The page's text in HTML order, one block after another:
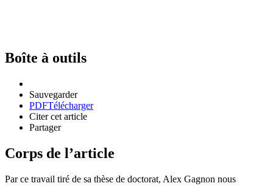
Boîte à outils
Sauvegarder
PDFTélécharger
Citer cet article
Partager
Corps de l’article
Par ce travail tiré de sa thèse de doctorat, Alex Gagnon nous